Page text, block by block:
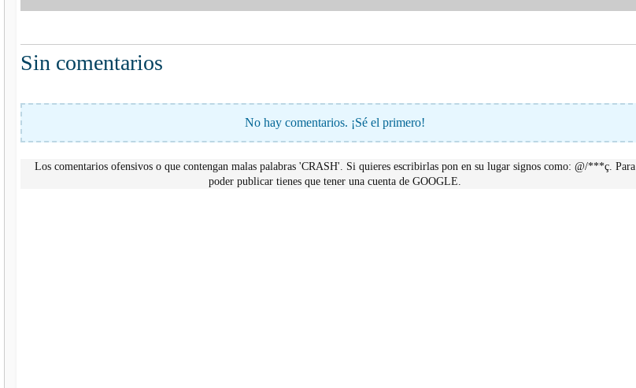
Sin comentarios
No hay comentarios. ¡Sé el primero!
Los comentarios ofensivos o que contengan malas palabras 'CRASH'. Si quieres escribirlas pon en su lugar signos como: @/***ç. Para
poder publicar tienes que tener una cuenta de GOOGLE.